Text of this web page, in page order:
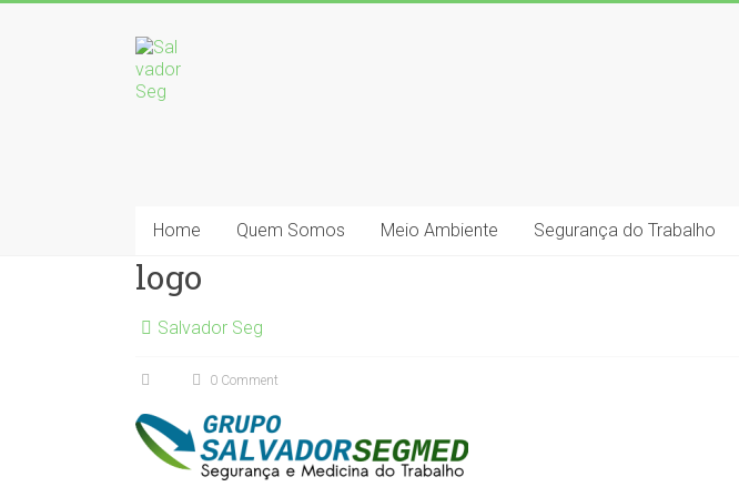
Home Quem Somos Meio Ambiente Segurança do Trabalho
logo
Salvador Seg
0 Comment